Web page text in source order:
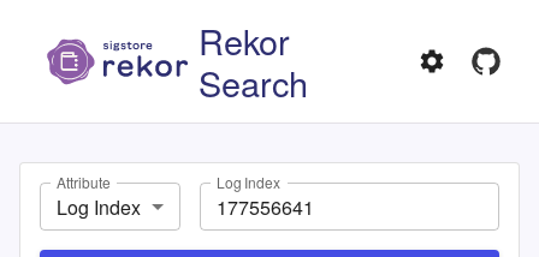
Rekor
Search
Attribute
Log Index
Log Index